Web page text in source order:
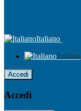
Italiano
Italiano
Accedi
Accedi